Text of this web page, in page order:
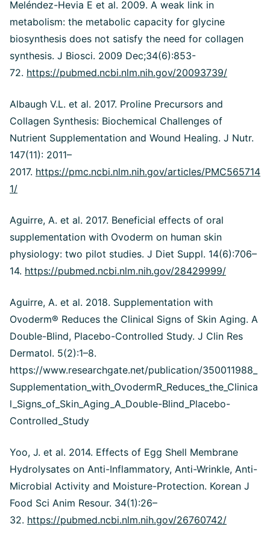
Meléndez-Hevia E et al. 2009. A weak link in
metabolism: the metabolic capacity for glycine
biosynthesis does not satisfy the need for collagen
synthesis. J Biosci. 2009 Dec;34(6):853-
72. https://pubmed.ncbi.nlm.nih.gov/20093739/
Albaugh V.L. et al. 2017. Proline Precursors and
Collagen Synthesis: Biochemical Challenges of
Nutrient Supplementation and Wound Healing. J Nutr.
147(11): 2011–
2017. https://pmc.ncbi.nlm.nih.gov/articles/PMC565714
1/
Aguirre, A. et al. 2017. Beneficial effects of oral
supplementation with Ovoderm on human skin
physiology: two pilot studies. J Diet Suppl. 14(6):706–
14. https://pubmed.ncbi.nlm.nih.gov/28429999/
Aguirre, A. et al. 2018. Supplementation with
Ovoderm® Reduces the Clinical Signs of Skin Aging. A
Double-Blind, Placebo-Controlled Study. J Clin Res
Dermatol. 5(2):1–8.
https://www.researchgate.net/publication/350011988_
Supplementation_with_OvodermR_Reduces_the_Clinica
l_Signs_of_Skin_Aging_A_Double-Blind_Placebo-
Controlled_Study
Yoo, J. et al. 2014. Effects of Egg Shell Membrane
Hydrolysates on Anti-Inflammatory, Anti-Wrinkle, Anti-
Microbial Activity and Moisture-Protection. Korean J
Food Sci Anim Resour. 34(1):26–
32. https://pubmed.ncbi.nlm.nih.gov/26760742/